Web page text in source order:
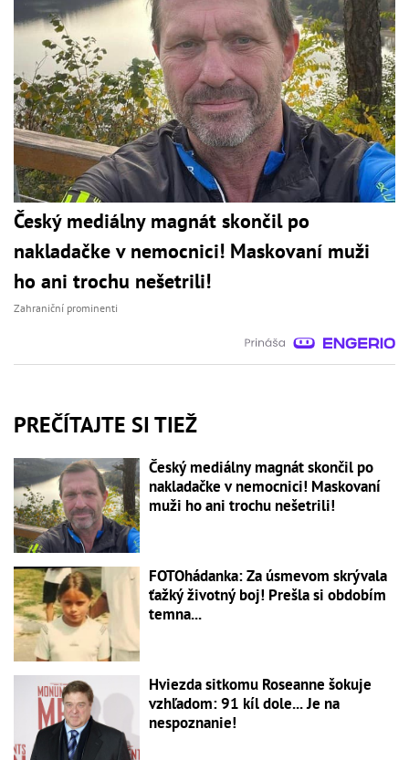
Český mediálny magnát skončil po
nakladačke v nemocnici! Maskovaní muži
ho ani trochu nešetrili!
Zahraniční prominenti
PREČÍTAJTE SI TIEŽ
Český mediálny magnát skončil po
nakladačke v nemocnici! Maskovaní
muži ho ani trochu nešetrili!
FOTOhádanka: Za úsmevom skrývala
ťažký životný boj! Prešla si obdobím
temna...
Hviezda sitkomu Roseanne šokuje
vzhľadom: 91 kíl dole... Je na
nespoznanie!